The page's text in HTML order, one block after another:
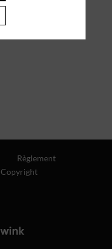
Règlement
Copyright